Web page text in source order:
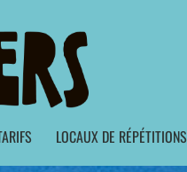
LOCAUX DE RÉPÉTITIONS